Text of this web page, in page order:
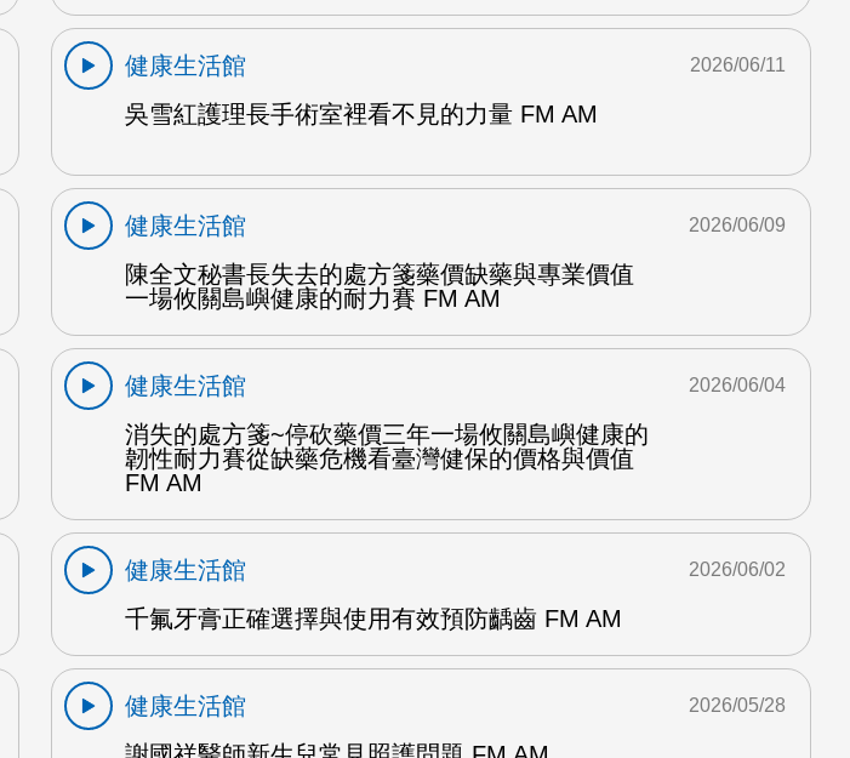
健康生活館
吳雪紅護理長手術室裡看不見的力量 FM AM
2026/06/11
健康生活館
陳全文秘書長失去的處方箋藥價缺藥與專業價值
一場攸關島嶼健康的耐力賽 FM AM
2026/06/09
健康生活館
消失的處方箋~停砍藥價三年一場攸關島嶼健康的
韌性耐力賽從缺藥危機看臺灣健保的價格與價值
FM AM
2026/06/04
健康生活館
千氟牙膏正確選擇與使用有效預防齲齒 FM AM
2026/06/02
健康生活館
2026/05/28